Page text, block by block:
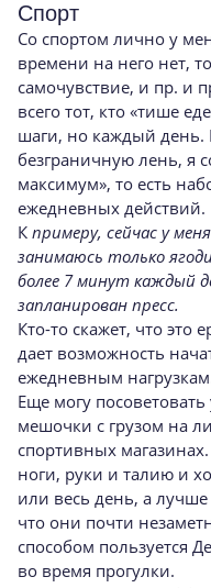
Спорт
Со спортом лично у
времени на него нет,
самочувствие, и пр. и
всего тот, кто «тише
шаги, но каждый день.
безграничную лень, я
максимум», то есть
ежедневных действий.
К примеру, сейчас у
занимаюсь только
более 7 минут каждый
запланирован пресс.
Кто-то скажет, что это
дает возможность
ежедневным
Еще могу
мешочки с грузом на
спортивных
ноги, руки и талию и
или весь день, а
что они почти
способом пользуется
во время прогулки.